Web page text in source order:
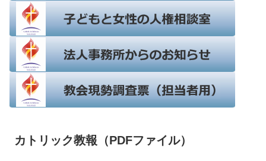
カトリック教報（PDFファイル）